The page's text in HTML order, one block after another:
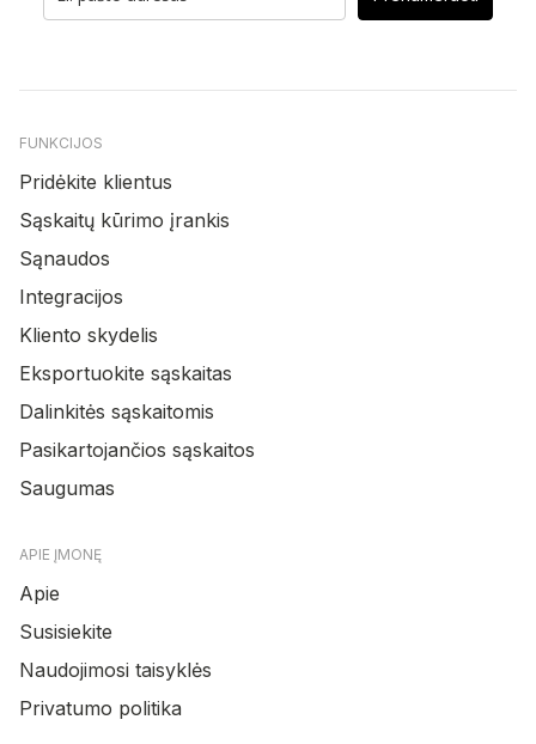
FUNKCIJOS
Pridėkite klientus
Sąskaitų kūrimo įrankis
Sąnaudos
Integracijos
Kliento skydelis
Eksportuokite sąskaitas
Dalinkitės sąskaitomis
Pasikartojančios sąskaitos
Saugumas
APIE ĮMONĘ
Apie
Susisiekite
Naudojimosi taisyklės
Privatumo politika